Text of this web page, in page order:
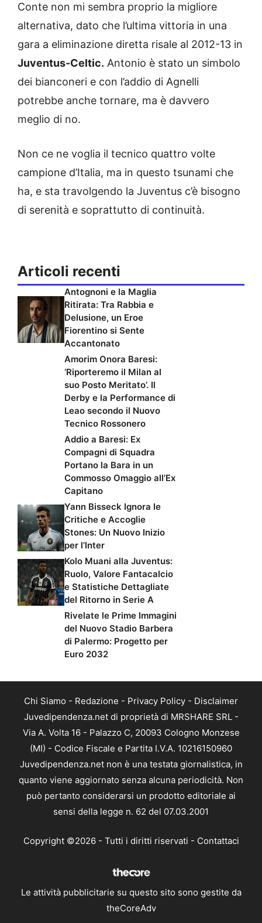
Conte non mi sembra proprio la migliore
alternativa, dato che l’ultima vittoria in una
gara a eliminazione diretta risale al 2012-13 in
Juventus-Celtic. Antonio è stato un simbolo
dei bianconeri e con l’addio di Agnelli
potrebbe anche tornare, ma è davvero
meglio di no.
Non ce ne voglia il tecnico quattro volte
campione d’Italia, ma in questo tsunami che
ha, e sta travolgendo la Juventus c’è bisogno
di serenità e soprattutto di continuità.
Articoli recenti
Antognoni e la Maglia
Ritirata: Tra Rabbia e
Delusione, un Eroe
Fiorentino si Sente
Accantonato
Amorim Onora Baresi:
‘Riporteremo il Milan al
suo Posto Meritato’. Il
Derby e la Performance di
Leao secondo il Nuovo
Tecnico Rossonero
Addio a Baresi: Ex
Compagni di Squadra
Portano la Bara in un
Commosso Omaggio all’Ex
Capitano
Yann Bisseck Ignora le
Critiche e Accoglie
Stones: Un Nuovo Inizio
per l’Inter
Kolo Muani alla Juventus:
Ruolo, Valore Fantacalcio
e Statistiche Dettagliate
del Ritorno in Serie A
Rivelate le Prime Immagini
del Nuovo Stadio Barbera
di Palermo: Progetto per
Euro 2032
Chi Siamo - Redazione - Privacy Policy - Disclaimer
Juvedipendenza.net di proprietà di MRSHARE SRL -
Via A. Volta 16 - Palazzo C, 20093 Cologno Monzese
(MI) - Codice Fiscale e Partita I.V.A. 10216150960
Juvedipendenza.net non è una testata giornalistica, in
quanto viene aggiornato senza alcuna periodicità. Non
può pertanto considerarsi un prodotto editoriale ai
sensi della legge n. 62 del 07.03.2001
Copyright ©2026 - Tutti i diritti riservati - Contattaci
Le attività pubblicitarie su questo sito sono gestite da
theCoreAdv